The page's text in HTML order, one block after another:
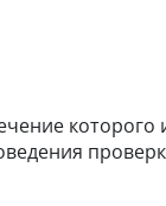
которого